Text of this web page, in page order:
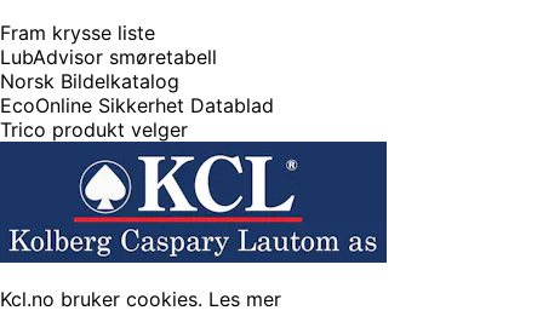
Fram krysse liste
LubAdvisor smøretabell
Norsk Bildelkatalog
EcoOnline Sikkerhet Datablad
Trico produkt velger
Kcl.no bruker cookies. Les mer